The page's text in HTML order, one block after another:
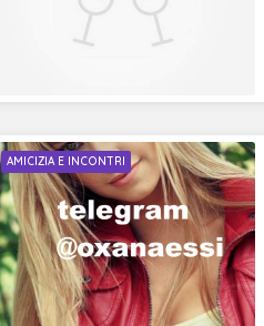
AMICIZIA E INCONTRI